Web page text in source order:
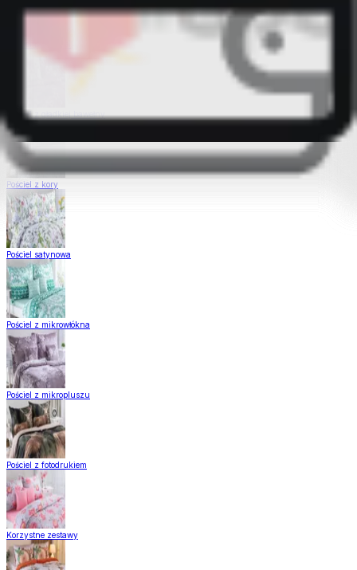
Pościel z gładkiej bawełny
Pościel z kory
Pościel satynowa
Pościel z mikrowłókna
Pościel z mikropluszu
Pościel z fotodrukiem
Korzystne zestawy